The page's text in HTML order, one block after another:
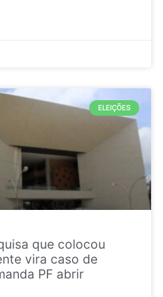
ELEIÇÕES
que colocou
vira caso de
PF abrir